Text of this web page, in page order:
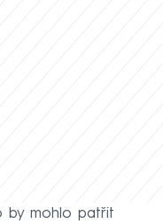
by mohlo patřit